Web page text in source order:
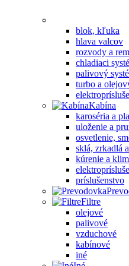
blok, kľuka
hlava valcov
rozvody a
chladiaci
palivový
turbo a
Kabína
karoséria a
uloženie a
osvetlenie,
sklá, zrkadlá
kúrenie a
príslušenstvo
Filtre
olejové
palivové
vzduchové
kabínové
iné